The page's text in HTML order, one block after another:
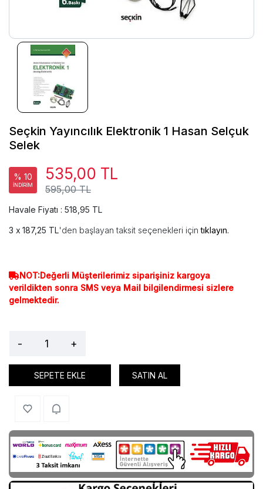
Seçkin Yayıncılık Elektronik 1 Hasan Selçuk
Selek
% 10
İNDİRİM 595,00 TL
535,00 TL
Havale Fiyatı : 518,95 TL
187,25 TL'den başlayan taksit seçenekleri içintıklayın.
NOT:Değerli Müşterilerimiz siparişiniz kargoya
verildikten sonra SMS veya Mail bilgilendirmesi sizlere
gelmektedir.
- +
SEPETE EKLE SATIN AL